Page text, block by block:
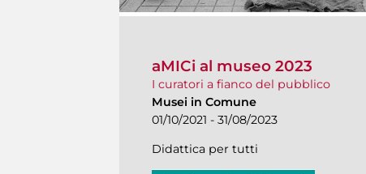
aMICi al museo 2023
I curatori a fianco del pubblico
Musei in Comune
01/10/2021 - 31/08/2023
Didattica per tutti